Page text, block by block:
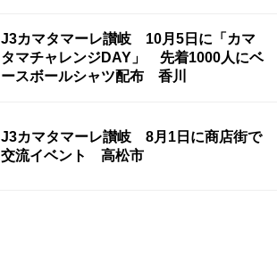
J3カマタマーレ讃岐 10月5日に「カマ
タマチャレンジDAY」 先着1000人にベ
ースボールシャツ配布 香川
J3カマタマーレ讃岐 8月1日に商店街で
交流イベント 高松市